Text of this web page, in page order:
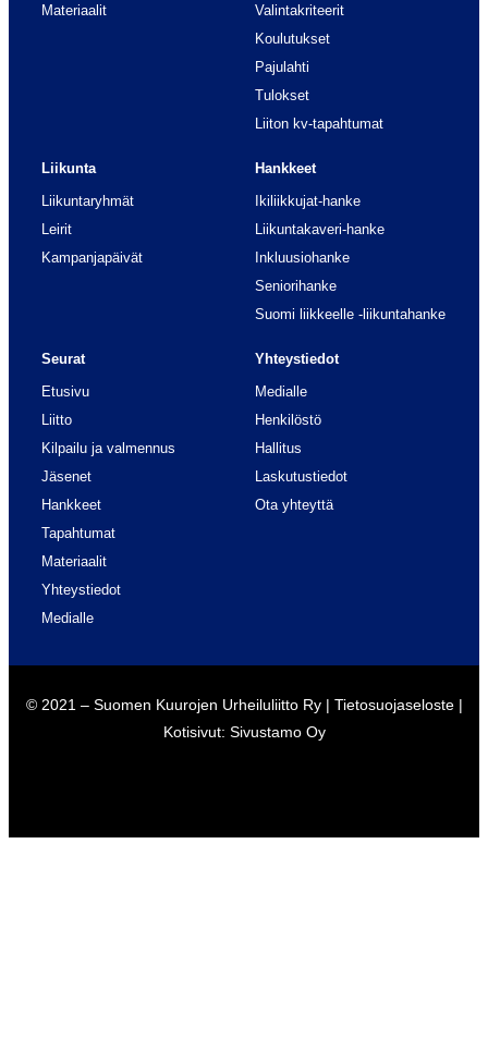
Materiaalit
Valintakriteerit
Koulutukset
Pajulahti
Tulokset
Liiton kv-tapahtumat
Liikunta
Liikuntaryhmät
Leirit
Kampanjapäivät
Hankkeet
Ikiliikkujat-hanke
Liikuntakaveri-hanke
Inkluusiohanke
Seniorihanke
Suomi liikkeelle -liikuntahanke
Seurat
Etusivu
Liitto
Kilpailu ja valmennus
Jäsenet
Hankkeet
Tapahtumat
Materiaalit
Yhteystiedot
Medialle
Yhteystiedot
Medialle
Henkilöstö
Hallitus
Laskutustiedot
Ota yhteyttä
© 2021 – Suomen Kuurojen Urheiluliitto Ry | Tietosuojaseloste|
Kotisivut: Sivustamo Oy